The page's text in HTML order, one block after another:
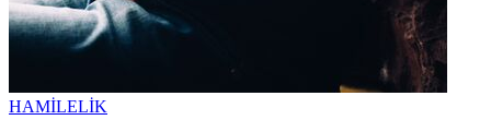
HAMİLELİK